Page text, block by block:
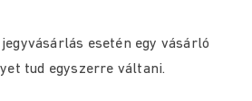
esetén egy vásárló
tud egyszerre váltani.